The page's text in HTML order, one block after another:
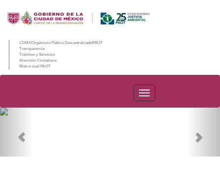
CDMX/Organismo Público Descentralizado/PAOT
Transparencia
Trámites y Servicios
Atención Ciudadana
Web e-mail PAOT
PAOT